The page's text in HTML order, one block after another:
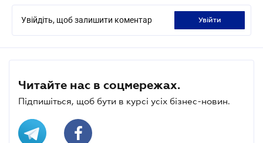
Увійдіть, щоб залишити коментар увійти
Читайте нас в соцмережах.
Підпишіться, щоб бути в курсі усіх бізнес-новин.